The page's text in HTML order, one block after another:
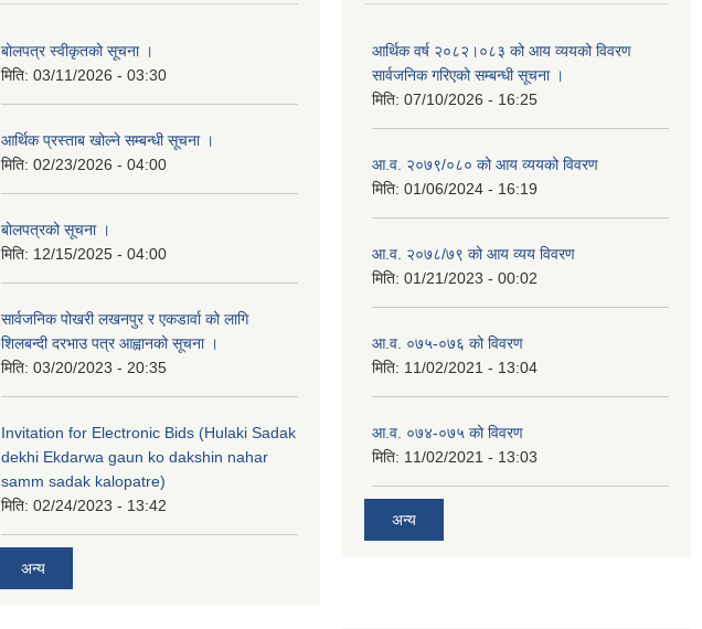
बोलपत्र स्वीकृतको सूचना ।
मिति: 03/11/2026 - 03:30
आर्थिक प्रस्ताब खोल्ने सम्बन्धी सूचना ।
मिति: 02/23/2026 - 04:00
बोलपत्रको सूचना ।
मिति: 12/15/2025 - 04:00
सार्वजनिक पोखरी लखनपुर र एकडार्वा को लागि
शिलबन्दी दरभाउ पत्र आह्वानको सूचना ।
मिति: 03/20/2023 - 20:35
Invitation for Electronic Bids (Hulaki Sadak
dekhi Ekdarwa gaun ko dakshin nahar
samm sadak kalopatre)
मिति: 02/24/2023 - 13:42
अन्य
आर्थिक वर्ष २०८२।०८३ को आय व्ययको विवरण
सार्वजनिक गरिएको सम्बन्धी सूचना ।
मिति: 07/10/2026 - 16:25
आ.व. २०७९/०८० को आय व्ययको विवरण
मिति: 01/06/2024 - 16:19
आ.व. २०७८/७९ को आय व्यय विवरण
मिति: 01/21/2023 - 00:02
आ.व. ०७५-०७६ को विवरण
मिति: 11/02/2021 - 13:04
आ.व. ०७४-०७५ को विवरण
मिति: 11/02/2021 - 13:03
अन्य